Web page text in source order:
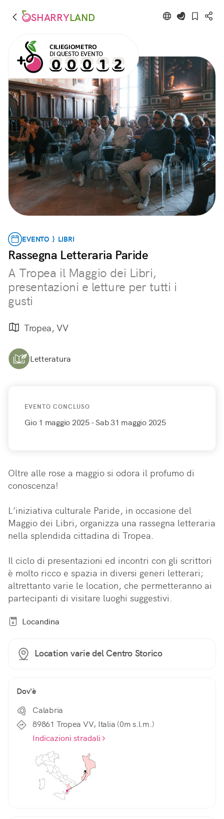
SHARRYLAND
CILIEGIOMETRO
DI QUESTO EVENTO
EVENTO } LIBRI
Rassegna Letteraria Paride
A Tropea il Maggio dei Libri,
presentazioni e letture per tutti i
gusti
Tropea, VV
Letteratura
EVENTO CONCLUSO
Gio 1 maggio 2025- Sab 31 maggio 2025
Oltre alle rose a maggio si odora il profumo di
conoscenza!
L’iniziativa culturale Paride, in occasione del
Maggio dei Libri, organizza una rassegna letteraria
nella splendida cittadina di Tropea.
Il ciclo di presentazioni ed incontri con gli scrittori
è molto ricco e spazia in diversi generi letterari;
altrettanto varie le location, che permetteranno ai
partecipanti di visitare luoghi suggestivi.
Locandina
Location varie del Centro Storico
Dov'è
Calabria
89861 Tropea VV, Italia (0m s.l.m.)
Indicazioni stradali